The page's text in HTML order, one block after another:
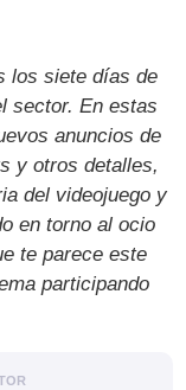
los siete días de
sector. En estas
anuncios de
y otros detalles,
del videojuego y
en torno al ocio
te parece este
participando